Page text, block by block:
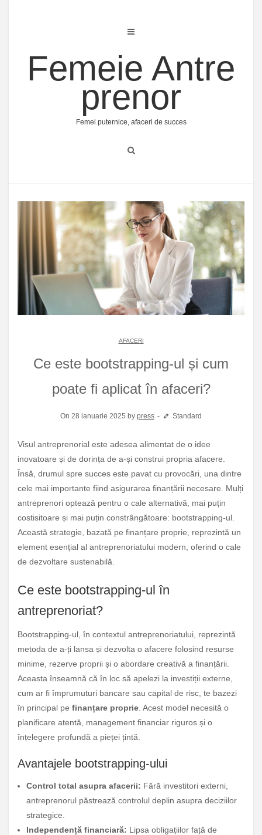
Femeie Antre
prenor
Femei puternice, afaceri de succes
AFACERI
Ce este bootstrapping-ul și cum
poate fi aplicat în afaceri?
On 28 ianuarie 2025 by press Standard
Visul antreprenorial este adesea alimentat de o idee
inovatoare și de dorința de a-și construi propria afacere.
Însă, drumul spre succes este pavat cu provocări, una dintre
cele mai importante fiind asigurarea finanțării necesare. Mulți
antreprenori optează pentru o cale alternativă, mai puțin
costisitoare și mai puțin constrângătoare: bootstrapping-ul.
Această strategie, bazată pe finanțare proprie, reprezintă un
element esențial al antreprenoriatului modern, oferind o cale
de dezvoltare sustenabilă.
Ce este bootstrapping-ul în
antreprenoriat?
Bootstrapping-ul, în contextul antreprenoriatului, reprezintă
metoda de a-ți lansa și dezvolta o afacere folosind resurse
minime, rezerve proprii și o abordare creativă a finanțării.
Aceasta înseamnă că în loc să apelezi la investiții externe,
cum ar fi împrumuturi bancare sau capital de risc, te bazezi
în principal pe finanțare proprie . Acest model necesită o
planificare atentă, management financiar riguros și o
înțelegere profundă a pieței țintă.
Avantajele bootstrapping-ului
Control total asupra afacerii: Fără investitori externi,
antreprenorul păstrează controlul deplin asupra deciziilor
strategice.
Independență financiară: Lipsa obligațiilor față de